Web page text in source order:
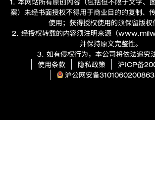
案）未经书面授权不得用于商业目的的复制、
使用；获得授权使用的须保留版权
2. 经授权转载的内容须注明来源（
并保持原文完整性。
3. 如有侵权行为，本公司将依法追究
使用条款
隐私政策
沪ICP备
沪公网安备